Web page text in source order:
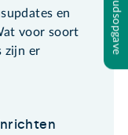
Inhoudsopgave
en
voor soort
zijn er